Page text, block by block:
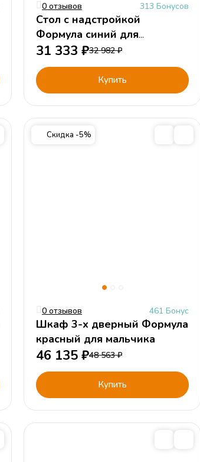
0 отзывов 313 Бонусов
Стол с надстройкой
Формула синий для
мальчика
31 333 ₽32 982₽
Купить
Скидка -5%
0 отзывов 461 Бонус
Шкаф 3-х дверный Формула
красный для мальчика
46 135 ₽48 563₽
Купить